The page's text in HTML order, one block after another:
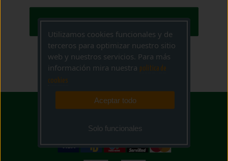
ACCEDER
Utilizamos cookies funcionales y de
terceros para optimizar nuestro sitio
web y nuestros servicios. Para más
información mira nuestra politica de
cookies
Aceptar todo
Solo funcionales